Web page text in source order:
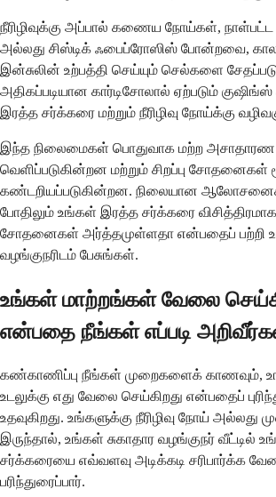
நீரிழிவுக்கு அப்பால் கணைய நோய்கள்,
அல்லது சிஸ்டிக் ஃபைப்ரோஸிஸ் போன்றவை,
இன்சுலின் உற்பத்தி செய்யும் செல்களை
அதிகப்படியான கார்டிசோலால் ஏற்படும்
இரத்த சர்க்கரை மற்றும் நீரிழிவு நோய்க்கு
இந்த நிலைமைகள் பொதுவாக மற்ற அசாதாரண
வெளிப்படுகின்றன மற்றும் சிறப்பு சோதனைகள்
கண்டறியப்படுகின்றன. நிலையான
போதிலும் உங்கள் இரத்த சர்க்கரை
சோதனைகள் அர்த்தமுள்ளதா என்பதைப் பற்றி
வழங்குநரிடம் பேசுங்கள்.
உங்கள் மாற்றங்கள் வேலை
என்பதை நீங்கள் எப்படி
கண்காணிப்பு நீங்கள் முறைகளைக் காணவும்,
உடலுக்கு எது வேலை செய்கிறது என்பதைப்
உதவுகிறது. உங்களுக்கு நீரிழிவு நோய் அல்லது
இருந்தால், உங்கள் சுகாதார வழங்குநர் வீட்டில்
சர்க்கரையை எவ்வளவு அடிக்கடி சரிபார்க்க
பரிந்துரைப்பார்.